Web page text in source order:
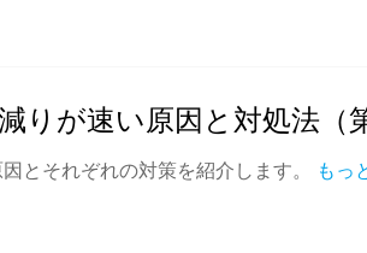
りが速い原因と対処法（
とそれぞれの対策を紹介します。 もっ